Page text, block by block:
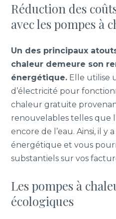
Réduction des
avec les pompes à
Un des principaux
chaleur demeure son
énergétique. Elle utilise
d’électricité pour
chaleur gratuite
renouvelables telles que
encore de l’eau. Ainsi, il y
énergétique et vous
substantiels sur vos
Les pompes à
écologiques